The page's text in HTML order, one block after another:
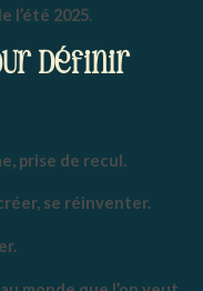
l’été 2025.
définir
prise de recul.
se réinventer.